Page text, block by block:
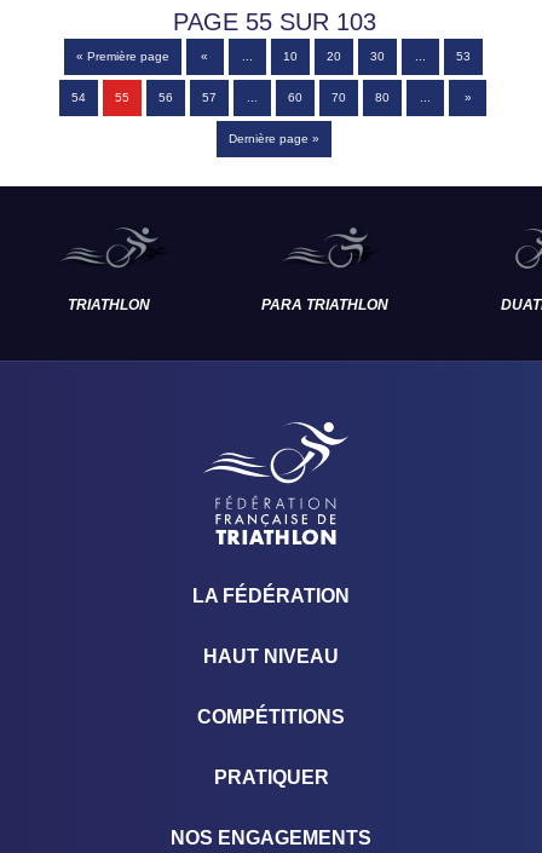
PAGE 55 SUR 103
« Première page « 10 20 30 53
54 55 56 57 60 70 80 »
Dernière page »
TRIATHLON PARA TRIATHLON
LA FÉDÉRATION
HAUT NIVEAU
COMPÉTITIONS
PRATIQUER
NOS ENGAGEMENTS